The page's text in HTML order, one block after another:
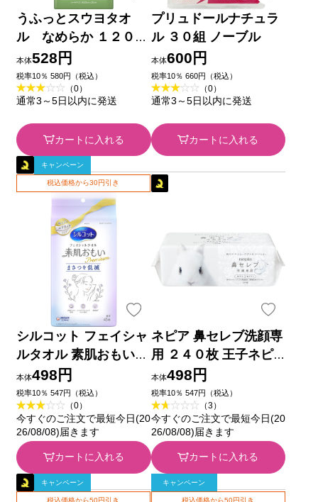
うふっとスウヨタオ
ル なめらか １２０枚
コットン・ラボ
本体528円
税率10％ 580円（税込）
（0）
通常3～5日以内に発送
カートに入れる
プリュドールナチュラ
ル ３０組 ノーブル
本体600円
税率10％ 660円（税込）
（0）
通常3～5日以内に発送
カートに入れる
キャンペーン
税込価格から30円引き
シルコット フェイシャ
ルタオル 素肌おもい
プレミアム フェイスタ
オル フェイスペーパー
使い捨てタオル ４５枚
ユニ・チャーム
本体498円
税率10％ 547円（税込）
（0）
今すぐのご注文で最短今日(20
26/08/08)届きます
カートに入れる
ネピア 鼻セレブ洗顔専
用 ２４０枚 王子ネピ
ア
本体498円
税率10％ 547円（税込）
（3）
今すぐのご注文で最短今日(20
26/08/08)届きます
カートに入れる
キャンペーン
税込価格から50円引き
キャンペーン
税込価格から50円引き